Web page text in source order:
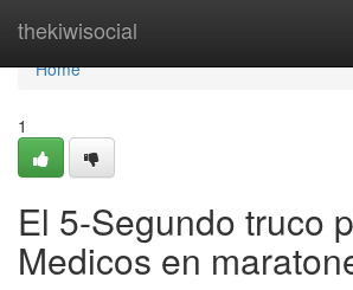
thekiwisocial
Home
Home
1
El 5-Segundo truco
Medicos en